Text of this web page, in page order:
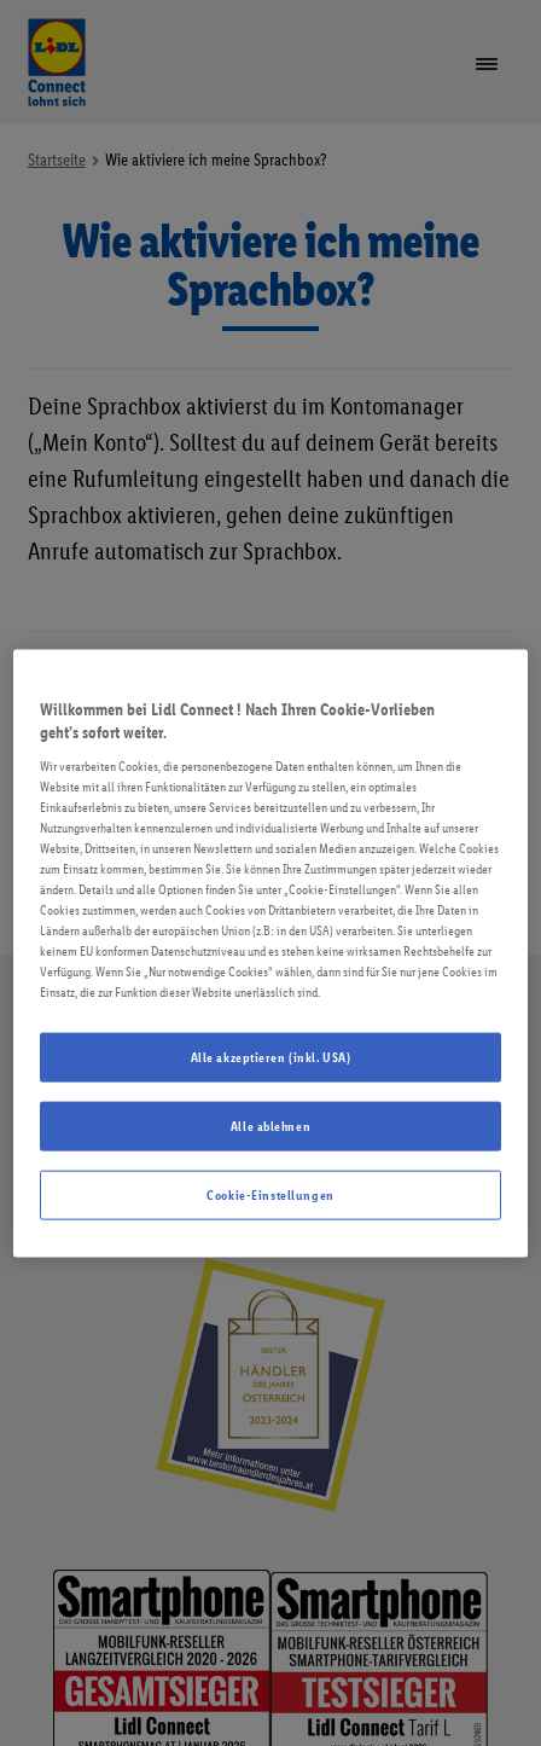
VORTEILE
TARIFE & GERÄTE
SIM-KARTE REGISTRIEREN
RUFNUMMER MITNEHMEN
Startseite Wie aktiviere ich meine Sprachbox?
Wie aktiviere ich meine
Sprachbox?
Deine Sprachbox aktivierst du im Kontomanager
(„Mein Konto“). Solltest du auf deinem Gerät bereits
eine Rufumleitung eingestellt haben und danach die
Sprachbox aktivieren, gehen deine zukünftigen
Anrufe automatisch zur Sprachbox.
Beitragsnavigation
Vorheriger
Beitrag:
Wie leite ich meine Anrufe zu
einer anderen Nummer um?
Nächster
Ich bin bereits Lidl Connect
Rufnummer von Lidl Connect zu
Lidl Connect mitnehmen?
Willkommen bei Lidl Connect ! Nach Ihren Cookie-Vorlieben
geht’s sofort weiter.
Wir verarbeiten Cookies, die personenbezogene Daten enthalten können, um Ihnen die
Website mit all ihren Funktionalitäten zur Verfügung zu stellen, ein optimales
Einkaufserlebnis zu bieten, unsere Services bereitzustellen und zu verbessern, Ihr
Nutzungsverhalten kennenzulernen und individualisierte Werbung und Inhalte auf unserer
Website, Drittseiten, in unseren Newslettern und sozialen Medien anzuzeigen. Welche Cookies
zum Einsatz kommen, bestimmen Sie. Sie können Ihre Zustimmungen später jederzeit wieder
ändern. Details und alle Optionen finden Sie unter „Cookie-Einstellungen“. Wenn Sie allen
Cookies zustimmen, werden auch Cookies von Drittanbietern verarbeitet, die Ihre Daten in
Ländern außerhalb der europäischen Union (z.B: in den USA) verarbeiten. Sie unterliegen
keinem EU konformen Datenschutzniveau und es stehen keine wirksamen Rechtsbehelfe zur
Verfügung. Wenn Sie „Nur notwendige Cookies“ wählen, dann sind für Sie nur jene Cookies im
Einsatz, die zur Funktion dieser Website unerlässlich sind.
Alle ablehnen
Alle akzeptieren (inkl. USA)
Cookie-Einstellungen